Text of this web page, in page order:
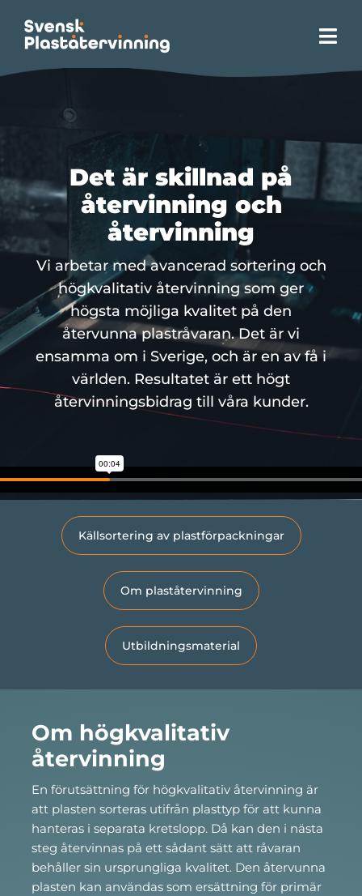
innehållet
Om plaståtervinning
Våra tjänster
Opinion
Om oss
Det är skillnad på
återvinning och
återvinning
Vi arbetar med avancerad sortering och
högkvalitativ återvinning som ger
högsta möjliga kvalitet på den
återvunna plastråvaran. Det är vi
ensamma om i Sverige, och är en av få i
världen. Resultatet är ett högt
återvinningsbidrag till våra kunder.
Källsortering av plastförpackningar
Om plaståtervinning
Utbildningsmaterial
Om högkvalitativ
återvinning
En förutsättning för högkvalitativ återvinning är
att plasten sorteras utifrån plasttyp för att kunna
hanteras i separata kretslopp. Då kan den i nästa
steg återvinnas på ett sådant sätt att råvaran
behåller sin ursprungliga kvalitet. Den återvunna
plasten kan användas som ersättning för primär